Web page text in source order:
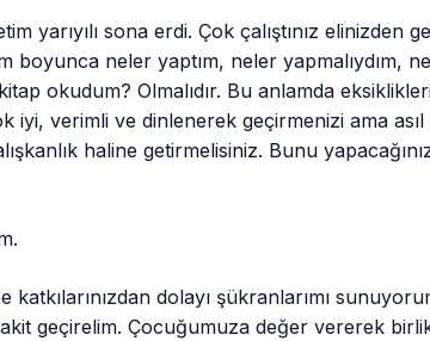
yarıyılı sona erdi. Çok çalıştınız elinizden
boyunca neler yaptım, neler yapmalıydım,
okudum? Olmalıdır. Bu anlamda
iyi, verimli ve dinlenerek geçirmenizi ama
haline getirmelisiniz. Bunu
katkılarınızdan dolayı şükranlarımı
geçirelim. Çocuğumuza değer vererek